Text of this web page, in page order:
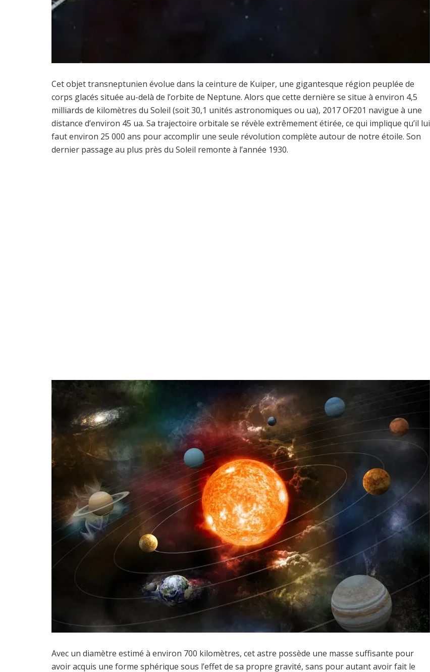
Cet objet transneptunien évolue dans la ceinture de Kuiper, une gigantesque région peuplée de
corps glacés située au-delà de l’orbite de Neptune. Alors que cette dernière se situe à environ 4,5
milliards de kilomètres du Soleil (soit 30,1 unités astronomiques ou ua), 2017 OF201 navigue à une
distance d’environ 45 ua. Sa trajectoire orbitale se révèle extrêmement étirée, ce qui implique qu’il lui
faut environ 25 000 ans pour accomplir une seule révolution complète autour de notre étoile. Son
dernier passage au plus près du Soleil remonte à l’année 1930.
Avec un diamètre estimé à environ 700 kilomètres, cet astre possède une masse suffisante pour
avoir acquis une forme sphérique sous l’effet de sa propre gravité, sans pour autant avoir fait le